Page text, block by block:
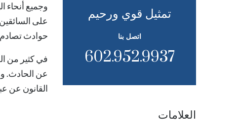
وجميع أنحاء
على
حوادث
في كثير من
عن الحادث.
القانون عن
تمثيل قوي ورحيم
اتصل بنا
602.952.9937
العلامات